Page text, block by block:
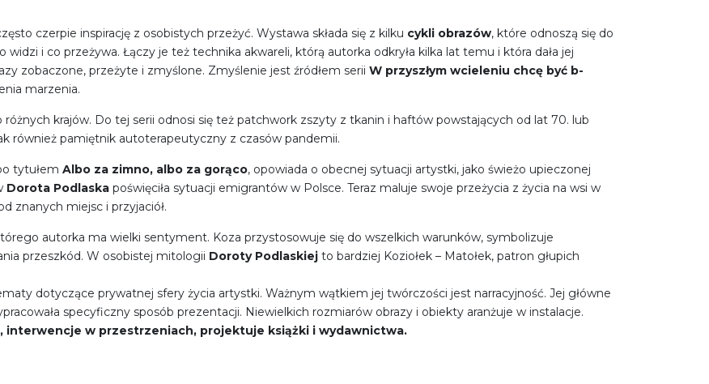
czerpie inspirację z osobistych przeżyć. Wystawa składa się z kilku cykli obrazów, które odnoszą się do
i co przeżywa. Łączy je też technika akwareli, którą autorka odkryła kilka lat temu i która dała jej
zobaczone, przeżyte i zmyślone. Zmyślenie jest źródłem serii W przyszłym wcieleniu chcę być b-
marzenia.
różnych krajów. Do tej serii odnosi się też patchwork zszyty z tkanin i haftów powstających od lat 70. lub
również pamiętnik autoterapeutyczny z czasów pandemii.
tytułem Albo za zimno, albo za gorąco, opowiada o obecnej sytuacji artystki, jako świeżo upieczonej
Dorota Podlaska poświęciła sytuacji emigrantów w Polsce. Teraz maluje swoje przeżycia z życia na wsi w
znanych miejsc i przyjaciół.
autorka ma wielki sentyment. Koza przystosowuje się do wszelkich warunków, symbolizuje
przeszkód. W osobistej mitologii Doroty Podlaskiej to bardziej Koziołek – Matołek, patron głupich
dotyczące prywatnej sfery życia artystki. Ważnym wątkiem jej twórczości jest narracyjność. Jej główne
specyficzny sposób prezentacji. Niewielkich rozmiarów obrazy i obiekty aranżuje w instalacje.
w przestrzeniach, projektuje książki i wydawnictwa.